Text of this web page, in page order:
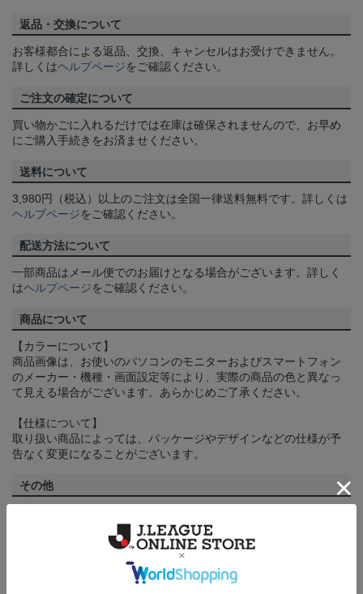
返品・交換について
お客様都合による返品、交換、キャンセルはお受けできません。
詳しくはヘルプページをご確認ください。
ご注文の確定について
買い物かごに入れるだけでは在庫は確保されませんので、お早め
にご購入手続きをお済ませください。
送料について
3,980円（税込）以上のご注文は全国一律送料無料です。詳しくは
ヘルプページをご確認ください。
配送方法について
一部商品はメール便でのお届けとなる場合がございます。詳しく
はヘルプページをご確認ください。
商品について
【カラーについて】
商品画像は、お使いのパソコンのモニターおよびスマートフォン
のメーカー・機種・画面設定等により、実際の商品の色と異なっ
て見える場合がございます。あらかじめご了承ください。
【仕様について】
取り扱い商品によっては、パッケージやデザインなどの仕様が予
告なく変更になることがございます。
その他
ギフト対応について